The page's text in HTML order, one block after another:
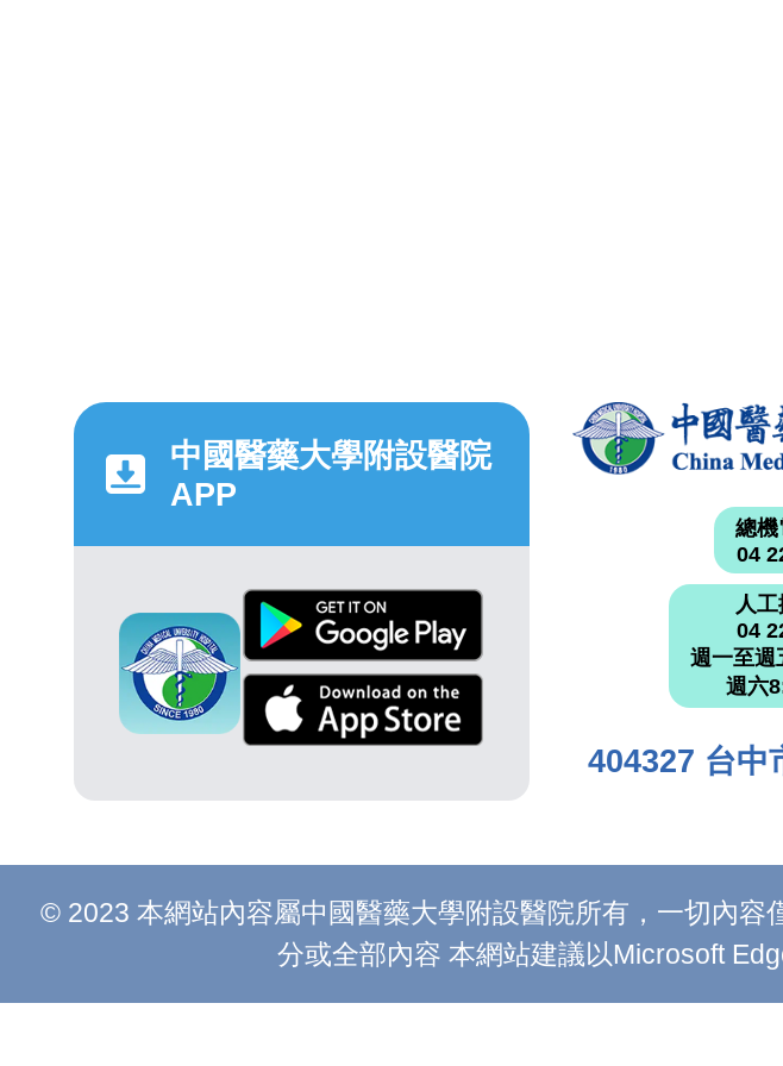
中國醫藥大學附設醫院
APP
總機
04
人
04
週一至週
週六
404327 台中
© 2023 本網站內容屬中國醫藥大學附設醫院所有，一切內
分或全部內容 本網站建議以Microsoft